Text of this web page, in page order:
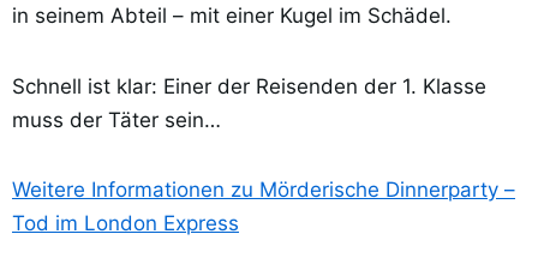
in seinem Abteil – mit einer Kugel im Schädel.
Schnell ist klar: Einer der Reisenden der 1. Klasse
muss der Täter sein…
Weitere Informationen zu Mörderische Dinnerparty –
Tod im London Express